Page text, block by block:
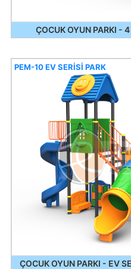
ÇOCUK OYUN PARKI -
ÇOCUK OYUN PARKI - EV
PEM-10 EV SERİSİ PARK